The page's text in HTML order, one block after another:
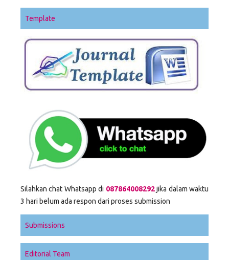
Template
Silahkan chat Whatsapp di 087864008292jika dalam waktu
3 hari belum ada respon dari proses submission
Submissions
Editorial Team